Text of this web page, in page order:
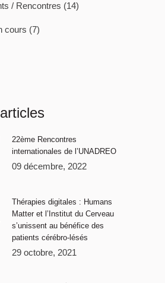
/ Rencontres (14)
cours (7)
22ème Rencontres
internationales de l’UNADREO
09 décembre, 2022
Thérapies digitales : Humans
Matter et l’Institut du Cerveau
s’unissent au bénéfice des
patients cérébro-lésés
29 octobre, 2021